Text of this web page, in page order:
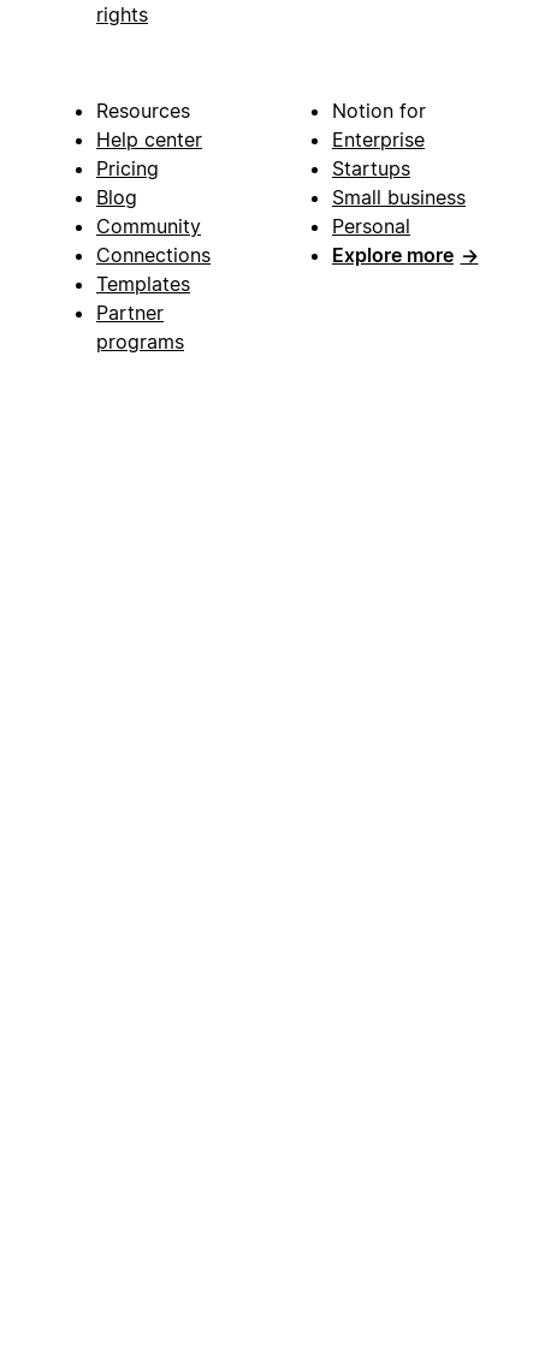
rights
Resources
Help center
Pricing
Blog
Community
Connections
Templates
Partner
programs
Notion for
Enterprise
Startups
Small business
Personal
Explore more →